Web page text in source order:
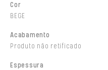
Cor
BEGE
Acabamento
Produto não retificado
Espessura